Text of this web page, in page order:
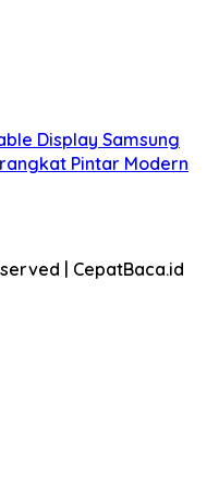
Display Samsung
Pintar Modern
| CepatBaca.id